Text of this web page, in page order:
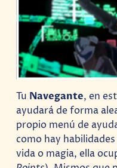
Tu Navegante, en
ayudará de forma
propio menú de
como hay
vida o magia, ella